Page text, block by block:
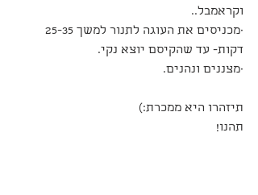
וקראמבל..
דקות- עד שהקיסם יוצא נקי.
·מצננים ונהנים.
תיזהרו היא ממכרת:)
תהנו!